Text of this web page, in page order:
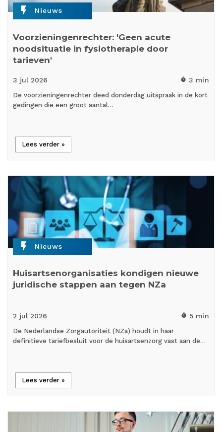
flash_on Nieuws
Voorzieningenrechter: 'Geen acute
noodsituatie in fysiotherapie door
tarieven'
3 jul 2026 timer 3 min
De voorzieningenrechter deed donderdag uitspraak in de kort
gedingen die een groot aantal…
Lees verder »
flash_on Nieuws
Huisartsenorganisaties kondigen nieuwe
juridische stappen aan tegen NZa
2 jul 2026 timer 5 min
De Nederlandse Zorgautoriteit (NZa) houdt in haar
definitieve tariefbesluit voor de huisartsenzorg vast aan de…
Lees verder »